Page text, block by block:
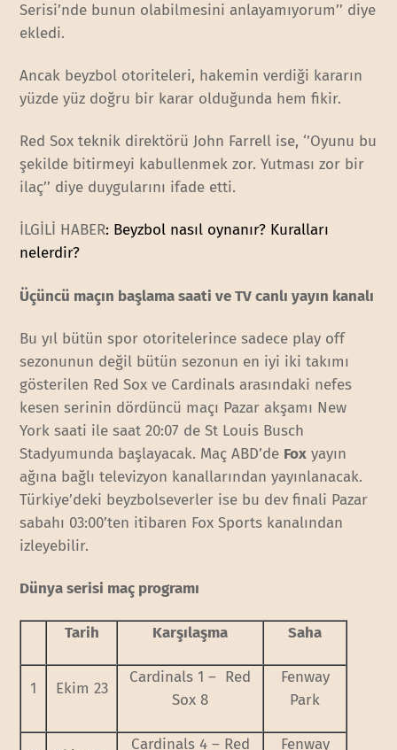
Serisi’nde bunun olabilmesini anlayamıyorum’’ diye
ekledi.
Ancak beyzbol otoriteleri, hakemin verdiği kararın
yüzde yüz doğru bir karar olduğunda hem fikir.
Red Sox teknik direktörü John Farrell ise, ‘’Oyunu bu
şekilde bitirmeyi kabullenmek zor. Yutması zor bir
ilaç’’ diye duygularını ifade etti.
İLGİLİ HABER: Beyzbol nasıl oynanır? Kuralları
nelerdir?
Üçüncü maçın başlama saati ve TV canlı yayın kanalı
Bu yıl bütün spor otoritelerince sadece play off
sezonunun değil bütün sezonun en iyi iki takımı
gösterilen Red Sox ve Cardinals arasındaki nefes
kesen serinin dördüncü maçı Pazar akşamı New
York saati ile saat 20:07 de St Louis Busch
Stadyumunda başlayacak. Maç ABD’de Fox yayın
ağına bağlı televizyon kanallarından yayınlanacak.
Türkiye’deki beyzbolseverler ise bu dev finali Pazar
sabahı 03:00’ten itibaren Fox Sports kanalından
izleyebilir.
Dünya serisi maç programı
Tarih Karşılaşma Saha
1 Ekim 23
Cardinals 1 – Red
Sox 8
Fenway
Park
Cardinals 4 – Red
Fenway